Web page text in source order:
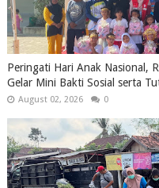
Peringati Hari Anak Nasional,
Gelar Mini Bakti Sosial serta
August 02, 2026 0